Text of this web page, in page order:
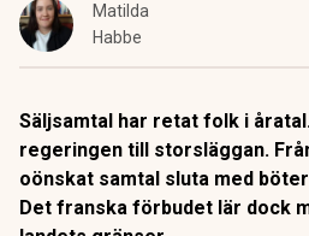
Matilda
Habbe
Säljsamtal har retat folk i
regeringen till storsläggan.
oönskat samtal sluta med
Det franska förbudet lär dock